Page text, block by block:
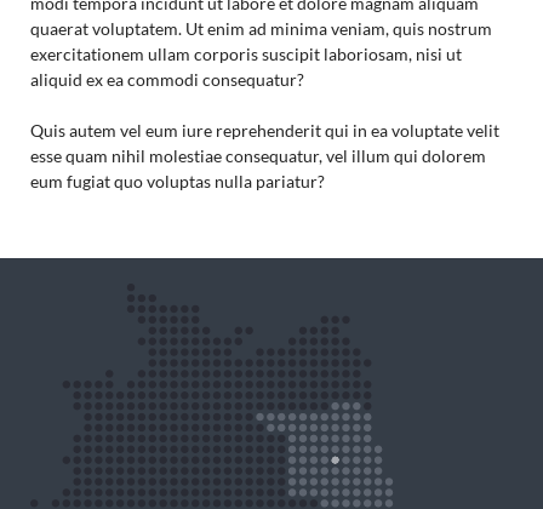
quaerat voluptatem. Ut enim ad minima veniam, quis nostrum
exercitationem ullam corporis suscipit laboriosam, nisi ut
aliquid ex ea commodi consequatur?
Quis autem vel eum iure reprehenderit qui in ea voluptate velit
esse quam nihil molestiae consequatur, vel illum qui dolorem
eum fugiat quo voluptas nulla pariatur?